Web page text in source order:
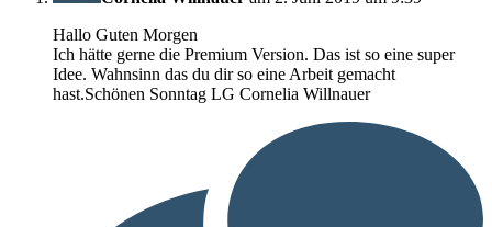
Hallo Guten Morgen
Ich hätte gerne die Premium Version. Das ist so eine super
Idee. Wahnsinn das du dir so eine Arbeit gemacht
hast.Schönen Sonntag LG Cornelia Willnauer